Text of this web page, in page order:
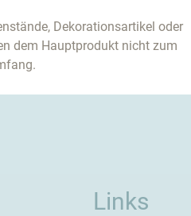
Dekorationsartikel oder
dem Hauptprodukt nicht zum
Links